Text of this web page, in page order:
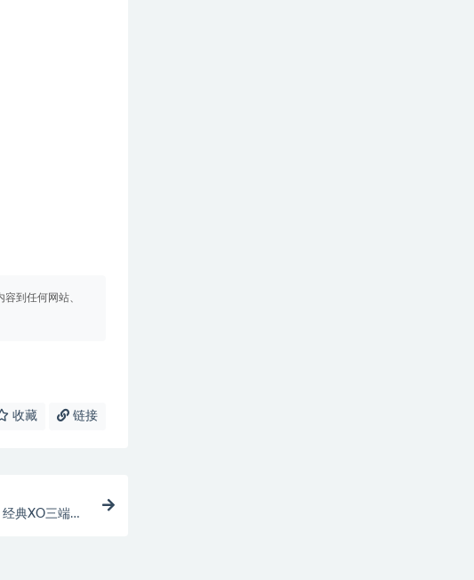
到任何网站、
收藏 链接
典XO三端引